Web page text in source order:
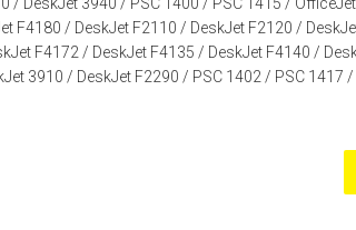
F4180 / DeskJet F2110 / DeskJet F2120 /
F4172 / DeskJet F4135 / DeskJet F4140 /
3910 / DeskJet F2290 / PSC 1402 / PSC 1417 /